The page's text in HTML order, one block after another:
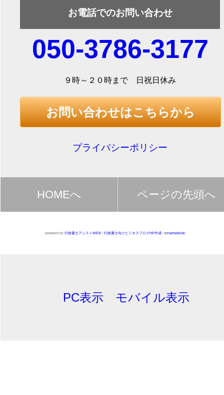
お電話でのお問い合わせ
050-3786-3177
９時～２０時まで 日祝日休み
お問い合わせはこちらから
プライバシーポリシー
HOMEへ ページの先頭へ
powered by 行政書士アシストWEB / 行政書士向けビジネスブログHP作成 / smartweblab
PC表示 モバイル表示